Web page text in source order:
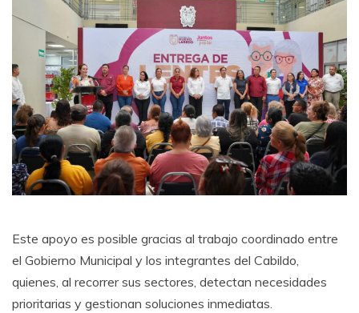
Este apoyo es posible gracias al trabajo coordinado entre
el Gobierno Municipal y los integrantes del Cabildo,
quienes, al recorrer sus sectores, detectan necesidades
prioritarias y gestionan soluciones inmediatas.